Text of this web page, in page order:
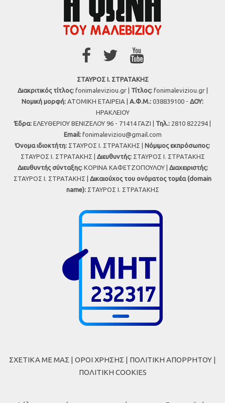
ΣΤΑΥΡΟΣ Ι. ΣΤΡΑΤΑΚΗΣ
Διακριτικός τίτλος:fonimaleviziou.gr | Τίτλος:fonimaleviziou.gr |
Νομική μορφή: ΑΤΟΜΙΚΗ ΕΤΑΙΡΕΙΑ | Α.Φ.Μ.: 038839100 - ΔΟΥ:
ΗΡΑΚΛΕΙΟΥ
Έδρα: ΕΛΕΥΘΕΡΙΟΥ ΒΕΝΙΖΕΛΟΥ 96 - 71414 ΓΑΖΙ | Τηλ.: 2810 822294 |
Εmail: fonimaleviziou@gmail.com
Όνομα ιδιοκτήτη: ΣΤΑΥΡΟΣ Ι. ΣΤΡΑΤΑΚΗΣ | Νόμιμος εκπρόσωπος:
ΣΤΑΥΡΟΣ Ι. ΣΤΡΑΤΑΚΗΣ | Διευθυντής:ΣΤΑΥΡΟΣ Ι. ΣΤΡΑΤΑΚΗΣ
Διευθυντής σύνταξης:ΚΟΡΙΝΑ ΚΑΦΕΤΖΟΠΟΥΛΟΥ | Διαχειριστής:
ΣΤΑΥΡΟΣ Ι. ΣΤΡΑΤΑΚΗΣ | Δικαιούχος του ονόματος τομέα (domain
name):ΣΤΑΥΡΟΣ Ι. ΣΤΡΑΤΑΚΗΣ
ΣΧΕΤΙΚΑ ΜΕ ΜΑΣ | ΟΡΟΙ ΧΡΗΣΗΣ | ΠΟΛΙΤΙΚΗ ΑΠΟΡΡΗΤΟΥ |
ΠΟΛΙΤΙΚΗ COOKIES